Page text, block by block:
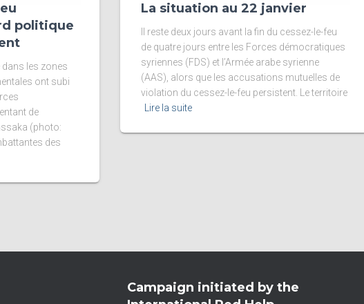
politique
les zones
ont subi
de
(photo:
des
La situation au 22 janvier
Il reste deux jours avant la fin du cessez-le-feu
de quatre jours entre les Forces démocratiques
syriennes (FDS) et l’Armée arabe syrienne
(AAS), alors que les accusations mutuelles de
violation du cessez-le-feu persistent. Le territoire
Lire la suite
Campaign initiated by the